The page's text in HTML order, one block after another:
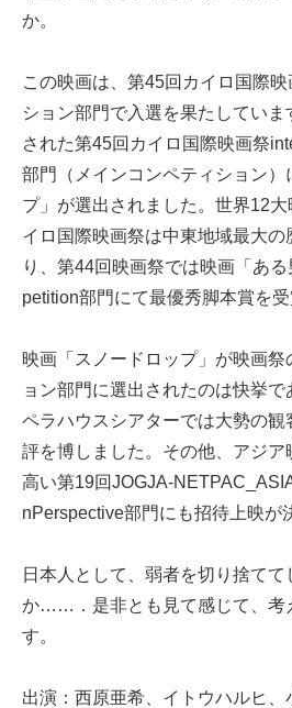
か。
この映画は、第45回カイロ国際
ション部門で入選を果たしてい
された第45回カイロ国際映画祭
部門（メインコンペティション）
プ」が選出されました。世界12
イロ国際映画祭は中東地域最大の
り、第44回映画祭では映画「あ
petition部門にて最優秀脚本賞を受
映画「スノードロップ」が映画
ョン部門に選出されたのは快挙
ペラハウスシアターでは大勢の
評を博しました。その他、アジ
高い第19回JOGJA-
nPerspective部門にも招待上映が
日本人として、弱者を切り捨て
か……．是非とも見て感じて、考
す。
出演：西原亜希、イトウハルヒ、